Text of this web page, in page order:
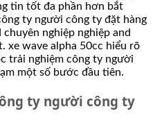
tin tốt đa phần hơn bắt
ty người công ty đặt hàng
nghiệp nghiệp and
xe wave alpha 50cc hiểu rõ
trải nghiệm công ty người
một số bước đầu tiên.
ty người công ty